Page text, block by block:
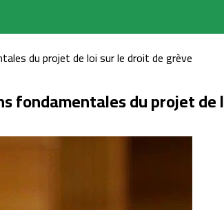
du projet de loi sur le droit de grève
fondamentales du projet